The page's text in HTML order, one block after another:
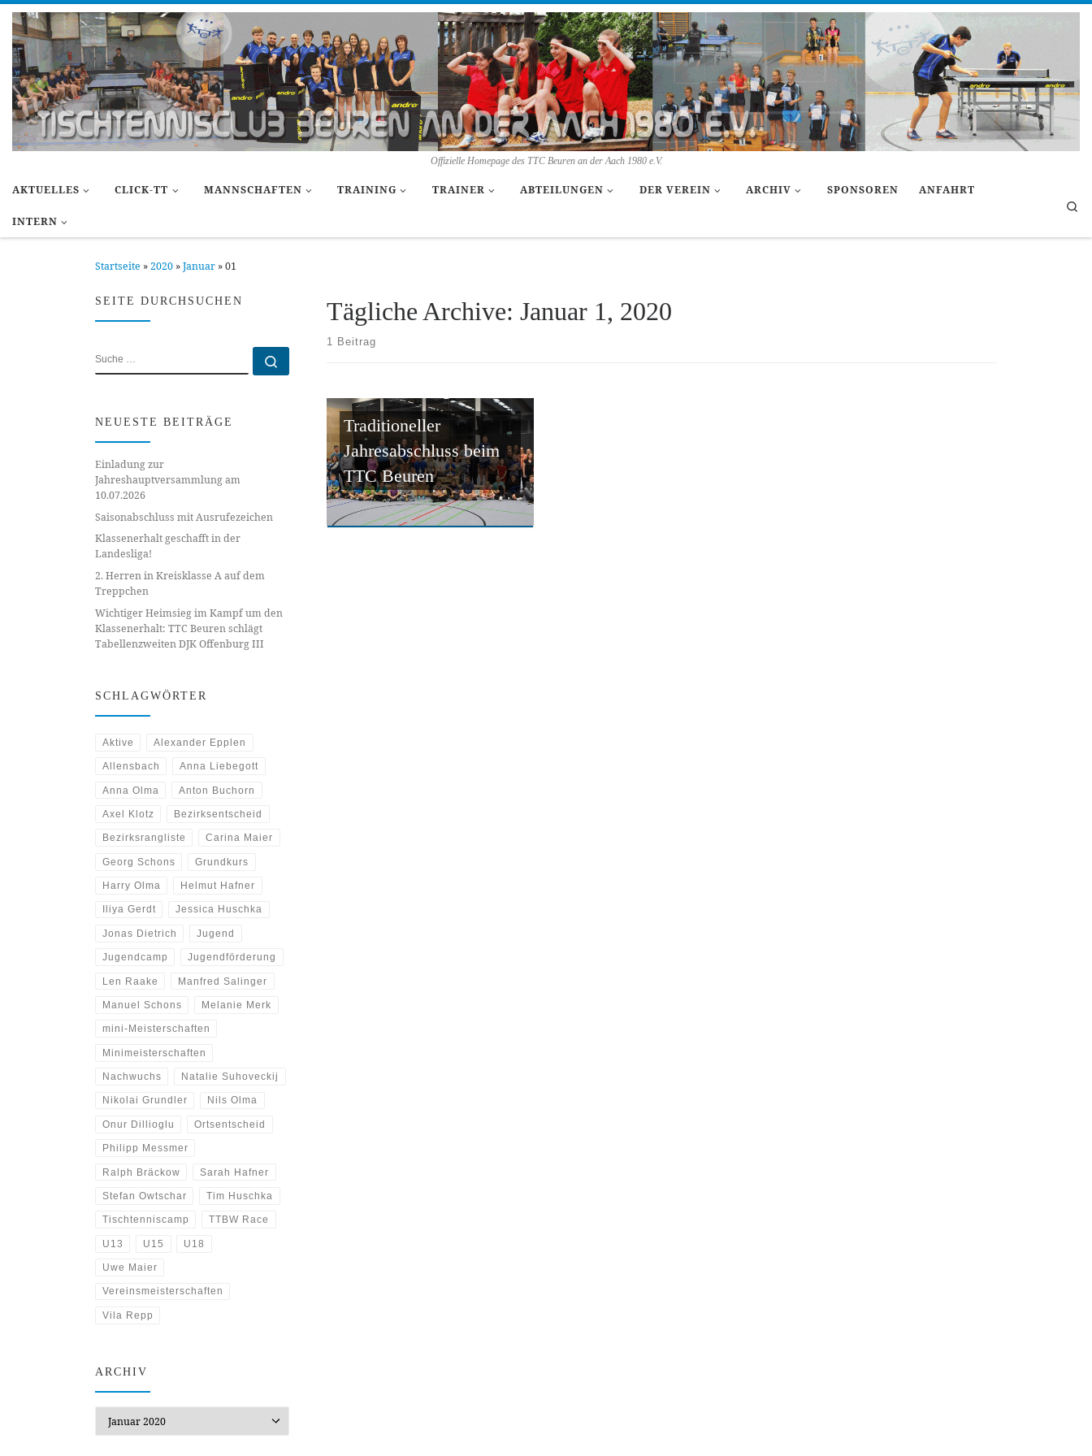
Zum Inhalt springen
Offizielle Homepage des TTC Beuren an der Aach 1980 e.V.
AKTUELLES CLICK-TT MANNSCHAFTEN TRAINING TRAINER ABTEILUNGEN DER VEREIN ARCHIV SPONSOREN ANFAHRT
INTERN
Startseite »2020 »Januar »01
Tägliche Archive: Januar 1, 2020
1 Beitrag
Traditioneller
Jahresabschluss beim
TTC Beuren
SEITE DURCHSUCHEN
SUCHE
NEUESTE BEITRÄGE
Einladung zur
Jahreshauptversammlung am
10.07.2026
Saisonabschluss mit Ausrufezeichen
Klassenerhalt geschafft in der
Landesliga!
2. Herren in Kreisklasse A auf dem
Treppchen
Wichtiger Heimsieg im Kampf um den
Klassenerhalt: TTC Beuren schlägt
Tabellenzweiten DJK Offenburg III
SCHLAGWÖRTER
Aktive Alexander Epplen
Allensbach Anna Liebegott
Anna Olma Anton Buchorn
Axel Klotz Bezirksentscheid
Bezirksrangliste Carina Maier
Georg Schons Grundkurs
Harry Olma Helmut Hafner
Iliya Gerdt Jessica Huschka
Jonas Dietrich Jugend
Jugendcamp Jugendförderung
Len Raake Manfred Salinger
Manuel Schons Melanie Merk
mini-Meisterschaften
Minimeisterschaften
Nachwuchs Natalie Suhoveckij
Nikolai Grundler Nils Olma
Onur Dillioglu Ortsentscheid
Philipp Messmer
Ralph Bräckow Sarah Hafner
Stefan Owtschar Tim Huschka
Tischtenniscamp TTBW Race
U13 U15 U18
Uwe Maier
Vereinsmeisterschaften
Vila Repp
ARCHIV